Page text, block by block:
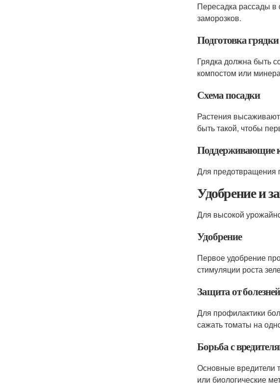
Пересадка рассады в
заморозков.
Подготовка грядки
Грядка должна быть
компостом или
Схема посадки
Растения высаживают
быть такой, чтобы
Поддерживающие
Для предотвращения
Удобрение и
Для высокой
Удобрение
Первое удобрение
стимуляции роста
Защита от болезней
Для профилактики
сажать томаты на
Борьба с
Основные вредители
или биологические